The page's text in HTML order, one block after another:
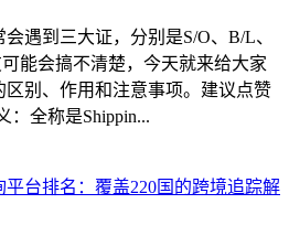
遇到三大证，分别是S/O、B/L、
能会搞不清楚，今天就来给大家
区别、作用和注意事项。建议点赞
：全称是Shippin...